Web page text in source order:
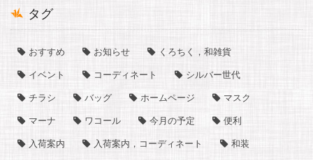
タグ
おすすめ お知らせ くろちく，和雑貨
イベント コーディネート シルバー世代
チラシ バッグ ホームページ マスク
マーナ ワコール 今月の予定 便利
入荷案内 入荷案内，コーディネート 和装